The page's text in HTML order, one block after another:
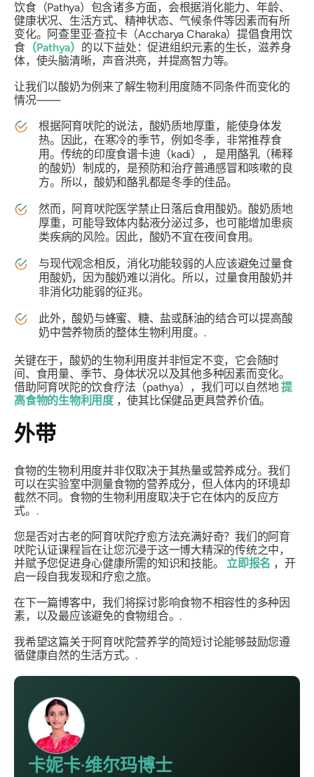
饮食（Pathya） 包含诸多方面，会根据消化能力、年龄、
健康状况、生活方式、精神状态、气候条件等因素而有所
变化。阿查里亚·查拉卡（Accharya Charaka）提倡食用饮
食（Pathya） 的以下益处：促进组织元素的生长，滋养身
体，使头脑清晰，声音洪亮，并提高智力等。
让我们以酸奶为例来了解生物利用度随不同条件而变化的
情况——
根据阿育吠陀的说法，酸奶质地厚重，能使身体发
热。因此，在寒冷的季节，例如冬季，非常推荐食
用。传统的印度食谱卡迪（kadi）， 是用酪乳（稀释
的酸奶）制成的，是预防和治疗普通感冒和咳嗽的良
方。所以，酸奶和酪乳都是冬季的佳品。
然而，阿育吠陀医学禁止日落后食用酸奶。酸奶质地
厚重，可能导致体内黏液分泌过多，也可能增加患痰
类疾病的风险。因此，酸奶不宜在夜间食用。
与现代观念相反，消化功能较弱的人应该避免过量食
用酸奶，因为酸奶难以消化。所以，过量食用酸奶并
非消化功能弱的征兆。
此外，酸奶与蜂蜜、糖、盐或酥油的结合可以提高酸
奶中营养物质的整体生物利用度。.
关键在于，酸奶的生物利用度并非恒定不变，它会随时
间、食用量、季节、身体状况以及其他多种因素而变化。
借助阿育吠陀的饮食疗法（pathya），我们可以自然地提
高食物的生物利用度，使其比保健品更具营养价值。
外带
食物的生物利用度并非仅取决于其热量或营养成分。我们
可以在实验室中测量食物的营养成分，但人体内的环境却
截然不同。食物的生物利用度取决于它在体内的反应方
式。.
您是否对古老的阿育吠陀疗愈方法充满好奇？我们的阿育
吠陀认证课程旨在让您沉浸于这一博大精深的传统之中，
并赋予您促进身心健康所需的知识和技能。 立即报名 ，开
启一段自我发现和疗愈之旅。
在下一篇博客中，我们将探讨影响食物不相容性的多种因
素，以及最应该避免的食物组合。.
我希望这篇关于阿育吠陀营养学的简短讨论能够鼓励您遵
循健康自然的生活方式。.
卡妮卡·维尔玛博士